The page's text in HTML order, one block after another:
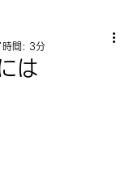
は
時間: 3分